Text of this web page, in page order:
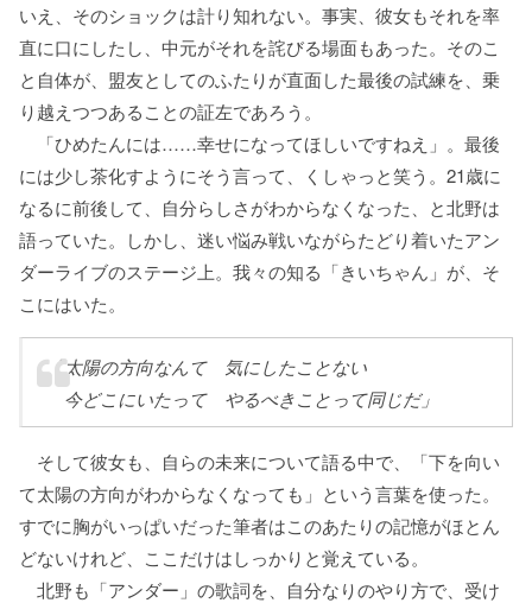
いえ、そのショックは計り知れない。事実、彼女もそれを率
直に口にしたし、中元がそれを詫びる場面もあった。そのこ
と自体が、盟友としてのふたりが直面した最後の試練を、乗
り越えつつあることの証左であろう。
「ひめたんには……幸せになってほしいですねえ」。最後
には少し茶化すようにそう言って、くしゃっと笑う。21歳に
なるに前後して、自分らしさがわからなくなった、と北野は
語っていた。しかし、迷い悩み戦いながらたどり着いたアン
ダーライブのステージ上。我々の知る「きいちゃん」が、そ
こにはいた。
「太陽の方向なんて 気にしたことない
今どこにいたって やるべきことって同じだ」
そして彼女も、自らの未来について語る中で、「下を向い
て太陽の方向がわからなくなっても」という言葉を使った。
すでに胸がいっぱいだった筆者はこのあたりの記憶がほとん
どないけれど、ここだけはしっかりと覚えている。
北野も「アンダー」の歌詞を、自分なりのやり方で、受け